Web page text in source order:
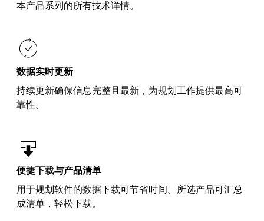
本产品系列的所有技术详情。
数据实时更新
持续更新确保信息完整且最新，为规划工作提供最高可
靠性。
便捷下载与产品清单
用于规划软件的数据下载可节省时间。所选产品可汇总
成清单，轻松下载。